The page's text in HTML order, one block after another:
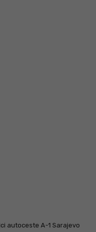
autoceste A-1 Sarajevo